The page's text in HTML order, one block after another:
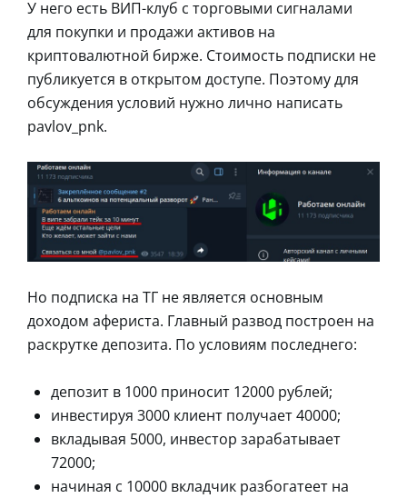
У него есть ВИП-клуб с торговыми сигналами
для покупки и продажи активов на
криптовалютной бирже. Стоимость подписки не
публикуется в открытом доступе. Поэтому для
обсуждения условий нужно лично написать
pavlov_pnk.
Но подписка на ТГ не является основным
доходом афериста. Главный развод построен на
раскрутке депозита. По условиям последнего:
депозит в 1000 приносит 12000 рублей;
инвестируя 3000 клиент получает 40000;
вкладывая 5000, инвестор зарабатывает
72000;
начиная с 10000 вкладчик разбогатеет на